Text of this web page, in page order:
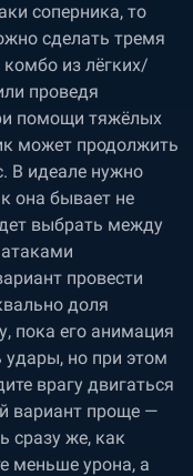
соперника, то
сделать тремя
из лёгких/
проведя
помощи тяжёлых
может продолжить
В идеале нужно
она бывает не
выбрать между
провести
доля
пока его анимация
удары, но при этом
врагу двигаться
вариант проще —
сразу же, как
меньше урона, а